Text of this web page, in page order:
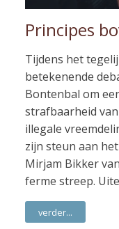
Principes
Tijdens het
betekenende
Bontenbal om
strafbaarheid
illegale
zijn steun aan
Mirjam Bikker
ferme streep.
verder...